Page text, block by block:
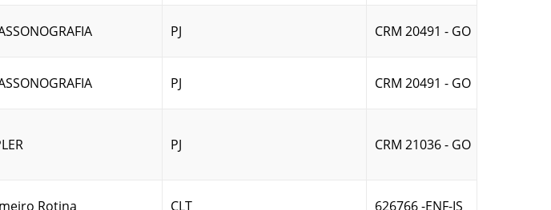
PJ CRM 20491 - GO
PJ CRM 20491 - GO
PJ CRM 21036 - GO
Rotina CLT 626766 -ENF-IS